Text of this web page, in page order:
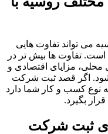
می‌ تواند تفاوت‌ هایی
است. تفاوت ‌ها بیش تر در
محلی، مزایای اقتصادی و
اگر قصد ثبت شرکت
نوع کسب ‌و کار شما دارد
بگیرد.
ثبت شرکت